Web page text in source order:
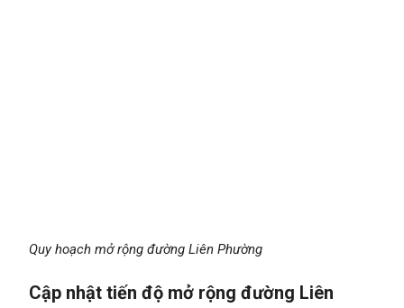
Quy hoạch mở rộng đường Liên Phường
Cập nhật tiến độ mở rộng đường Liên